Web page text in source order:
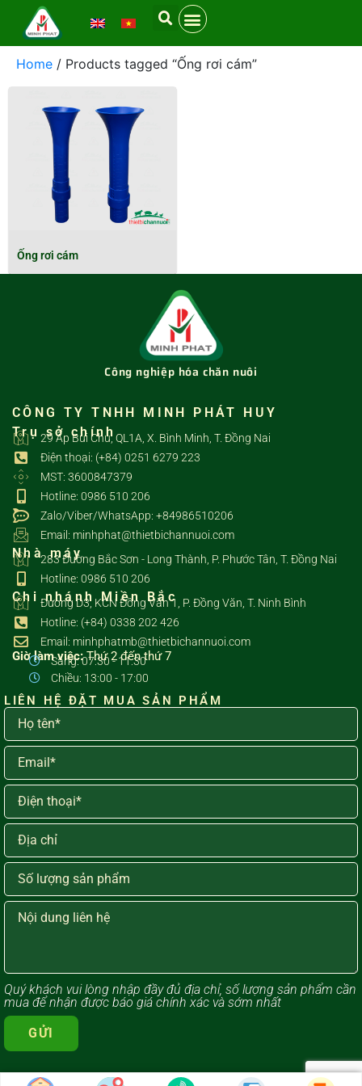
Home / Products tagged “Ống rơi cám”
Ống rơi cám
Công nghiệp hóa chăn nuôi
CÔNG TY TNHH MINH PHÁT HUY
Trụ sở chính
29 Ấp Bùi Chu, QL1A, X. Bình Minh, T. Đồng Nai
Điện thoại: (+84) 0251 6279 223
MST: 3600847379
Hotline: 0986 510 206
Zalo/Viber/WhatsApp: +84986510206
Email: minhphat@thietbichannuoi.com
Nhà máy
283 Đường Bắc Sơn - Long Thành, P. Phước Tân, T. Đồng Nai
Hotline: 0986 510 206
Chi nhánh Miền Bắc
Đường D3, KCN Đồng Văn 1, P. Đồng Văn, T. Ninh Bình
Hotline: (+84) 0338 202 426
Email: minhphatmb@thietbichannuoi.com
Giờ làm việc:Thứ 2 đến thứ 7
Sáng: 07:30 - 11:30
Chiều: 13:00 - 17:00
LIÊN HỆ ĐẶT MUA SẢN PHẨM
Quý khách vui lòng ​nhập đầy đủ địa chỉ, số lượng sản phẩm cần
mua để nhận được báo giá chính xác và sớm nhất